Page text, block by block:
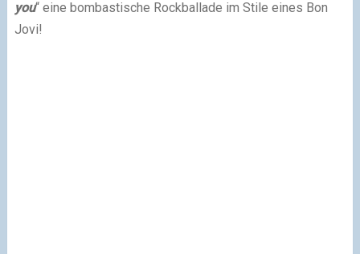
you“ eine bombastische Rockballade im Stile eines Bon
Jovi!